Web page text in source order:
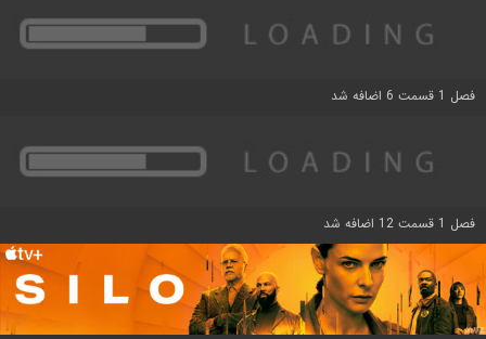
فصل 1 قسمت 6 اضافه شد
فصل 1 قسمت 12 اضافه شد